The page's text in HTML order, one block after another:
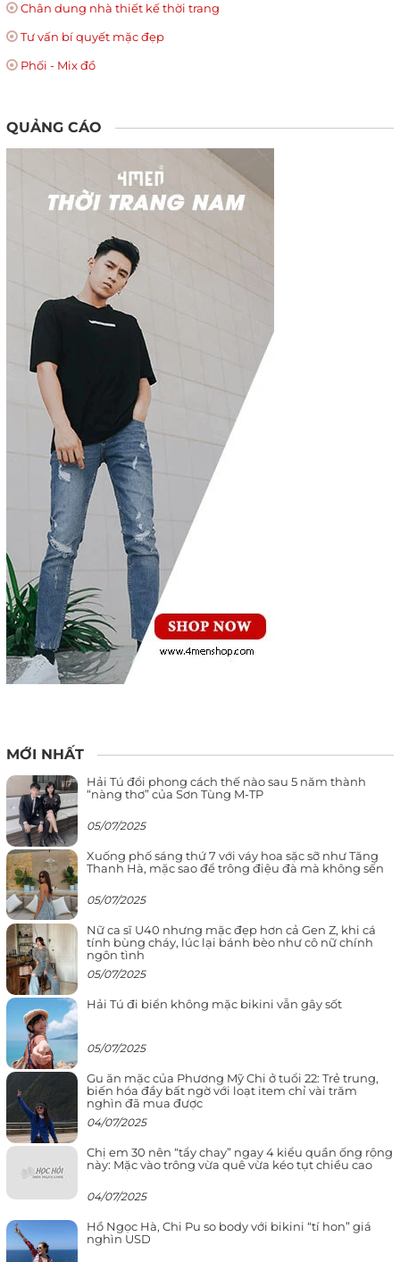
Chân dung nhà thiết kế thời trang
Tư vấn bí quyết mặc đẹp
Phối - Mix đồ
QUẢNG CÁO
MỚI NHẤT
Hải Tú đổi phong cách thế nào sau 5 năm thành
“nàng thơ” của Sơn Tùng M-TP
05/07/2025
Xuống phố sáng thứ 7 với váy hoa sặc sỡ như Tăng
Thanh Hà, mặc sao để trông điệu đà mà không sến
05/07/2025
Nữ ca sĩ U40 nhưng mặc đẹp hơn cả Gen Z, khi cá
tính bùng cháy, lúc lại bánh bèo như cô nữ chính
ngôn tình
05/07/2025
Hải Tú đi biển không mặc bikini vẫn gây sốt
05/07/2025
Gu ăn mặc của Phương Mỹ Chi ở tuổi 22: Trẻ trung,
biến hóa đầy bất ngờ với loạt item chỉ vài trăm
nghìn đã mua được
04/07/2025
Chị em 30 nên “tẩy chay” ngay 4 kiểu quần ống rộng
này: Mặc vào trông vừa quê vừa kéo tụt chiều cao
04/07/2025
Hồ Ngọc Hà, Chi Pu so body với bikini “tí hon” giá
nghìn USD